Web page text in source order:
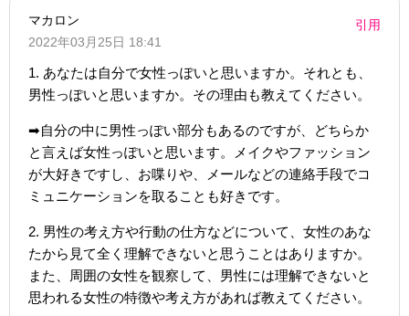
マカロン
2022年03月25日 18:41
引用
1. あなたは自分で女性っぽいと思いますか。それとも、
男性っぽいと思いますか。その理由も教えてください。
➡︎自分の中に男性っぽい部分もあるのですが、どちらか
と言えば女性っぽいと思います。メイクやファッション
が大好きですし、お喋りや、メールなどの連絡手段でコ
ミュニケーションを取ることも好きです。
2. 男性の考え方や行動の仕方などについて、女性のあな
たから見て全く理解できないと思うことはありますか。
また、周囲の女性を観察して、男性には理解できないと
思われる女性の特徴や考え方があれば教えてください。